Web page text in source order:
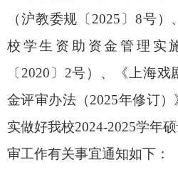
（沪教委规〔2025〕 8号） 、
校学生资助资金管理实
〔2020〕 2号） 、
《上海
金评审办法（2025年修订）
实做好我校2024-2025学年
审工作有关事宜通知如下：